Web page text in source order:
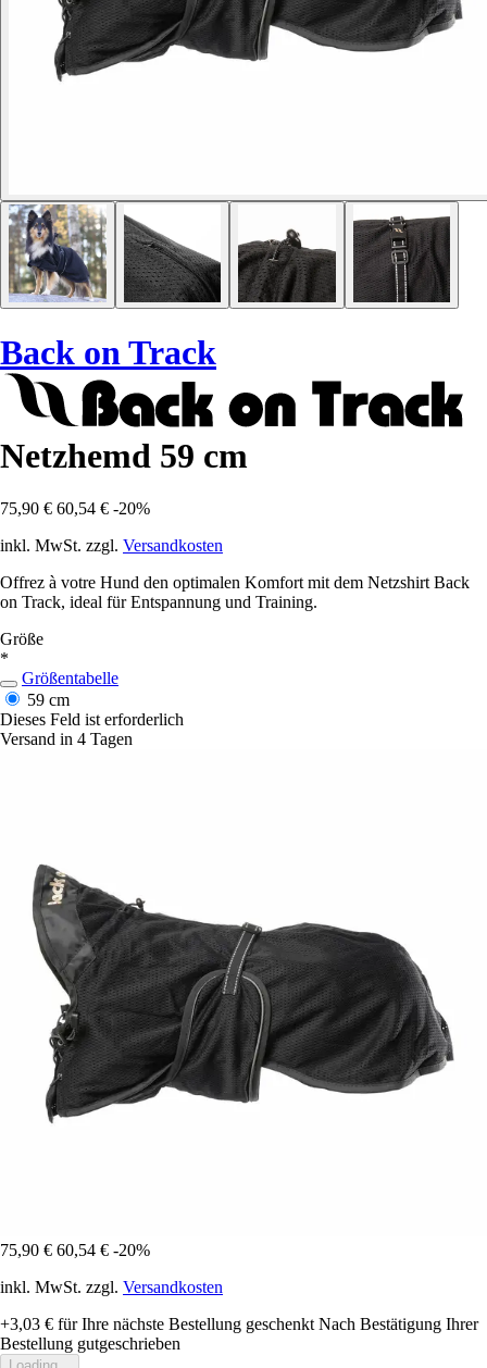
Back on Track
Netzhemd 59 cm
75,90 € 60,54 € -20%
inkl. MwSt. zzgl. Versandkosten
Offrez à votre Hund den optimalen Komfort mit dem Netzshirt Back
on Track, ideal für Entspannung und Training.
Größe
*
Größentabelle
59 cm
Dieses Feld ist erforderlich
Versand in 4 Tagen
75,90 € 60,54 € -20%
inkl. MwSt. zzgl. Versandkosten
+3,03 € für Ihre nächste Bestellung geschenkt Nach Bestätigung Ihrer
Bestellung gutgeschrieben